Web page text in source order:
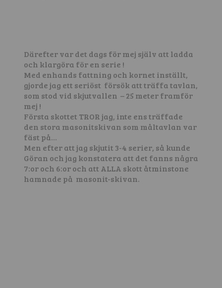
Därefter var det dags för mej själv att ladda
och klargöra för en serie !
Med enhands fattning och kornet inställt,
gjorde jag ett seriöst försök att träffa tavlan,
som stod vid skjutvallen – 25 meter framför
mej !
Första skottet TROR jag, inte ens träffade
den stora masonitskivan som måltavlan var
fäst på…
Men efter att jag skjutit 3-4 serier, så kunde
Göran och jag konstatera att det fanns några
7:or och 6:or och att ALLA skott åtminstone
hamnade på masonit-skivan.